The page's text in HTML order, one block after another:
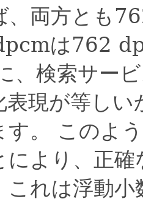
、両方とも
は762
、検索サー
表現が等し
。
このよ
により、正
これは浮動